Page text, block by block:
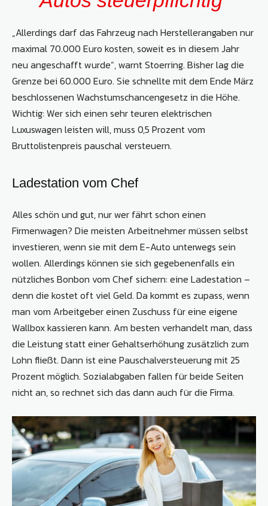
„Allerdings darf das Fahrzeug nach Herstellerangaben nur
maximal 70.000 Euro kosten, soweit es in diesem Jahr
neu angeschafft wurde“, warnt Stoerring. Bisher lag die
Grenze bei 60.000 Euro. Sie schnellte mit dem Ende März
beschlossenen Wachstumschancengesetz in die Höhe.
Wichtig: Wer sich einen sehr teuren elektrischen
Luxuswagen leisten will, muss 0,5 Prozent vom
Bruttolistenpreis pauschal versteuern.
Ladestation vom Chef
Alles schön und gut, nur wer fährt schon einen
Firmenwagen? Die meisten Arbeitnehmer müssen selbst
investieren, wenn sie mit dem E-Auto unterwegs sein
wollen. Allerdings können sie sich gegebenenfalls ein
nützliches Bonbon vom Chef sichern: eine Ladestation –
denn die kostet oft viel Geld. Da kommt es zupass, wenn
man vom Arbeitgeber einen Zuschuss für eine eigene
Wallbox kassieren kann. Am besten verhandelt man, dass
die Leistung statt einer Gehaltserhöhung zusätzlich zum
Lohn fließt. Dann ist eine Pauschalversteuerung mit 25
Prozent möglich. Sozialabgaben fallen für beide Seiten
nicht an, so rechnet sich das dann auch für die Firma.